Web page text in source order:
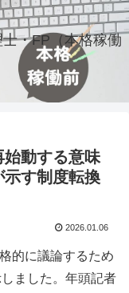
・FP（本格稼働
動する意味
す制度転換
2026.01.06
的に議論するため
ました。年頭記者